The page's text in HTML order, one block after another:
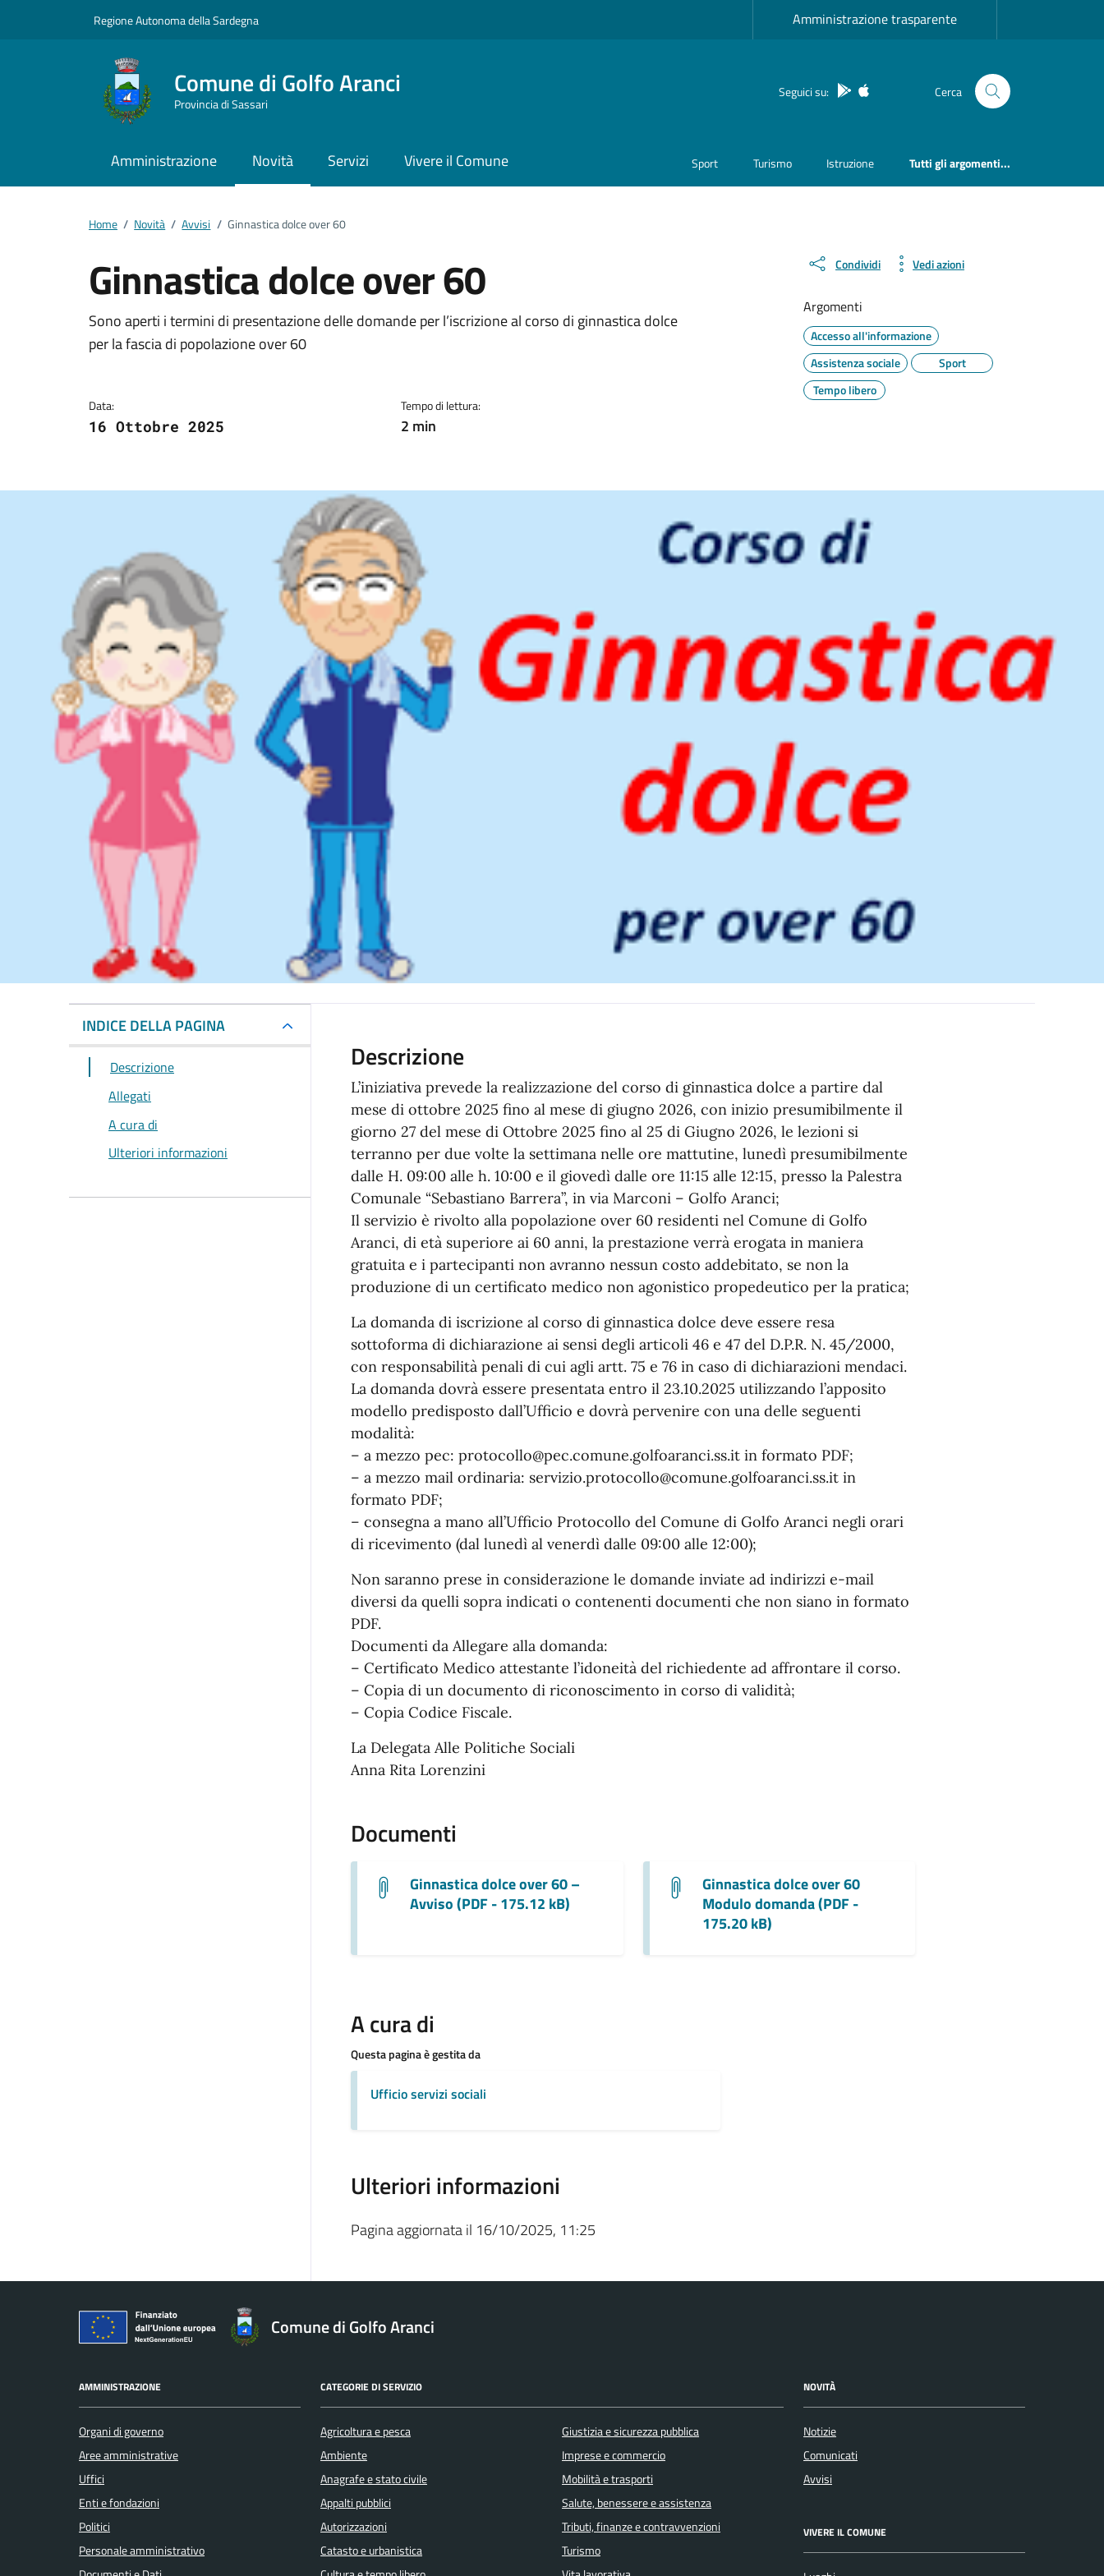
Regione Autonoma della Sardegna Amministrazione trasparente
Comune di Golfo Aranci
Provincia di Sassari
Seguici su: App Android
App IOS Cerca
Amministrazione Novità Servizi Vivere il Comune Sport Turismo Istruzione Tutti gli argomenti...
Home / Novità / Avvisi / Ginnastica dolce over 60
Ginnastica dolce over 60
Dettagli della notizia
Sono aperti i termini di presentazione delle domande per l’iscrizione al corso di ginnastica dolce
per la fascia di popolazione over 60
Data:
16 Ottobre 2025
Tempo di lettura:
2 min
Condividi Vedi azioni
Argomenti
Accesso all'informazione
Assistenza sociale
Sport
Tempo libero
INDICE DELLA PAGINA
Descrizione
Allegati
A cura di
Ulteriori informazioni
Descrizione
L’iniziativa prevede la realizzazione del corso di ginnastica dolce a partire dal
mese di ottobre 2025 fino al mese di giugno 2026, con inizio presumibilmente il
giorno 27 del mese di Ottobre 2025 fino al 25 di Giugno 2026, le lezioni si
terranno per due volte la settimana nelle ore mattutine, lunedì presumibilmente
dalle H. 09:00 alle h. 10:00 e il giovedì dalle ore 11:15 alle 12:15, presso la Palestra
Comunale “Sebastiano Barrera”, in via Marconi – Golfo Aranci;
Il servizio è rivolto alla popolazione over 60 residenti nel Comune di Golfo
Aranci, di età superiore ai 60 anni, la prestazione verrà erogata in maniera
gratuita e i partecipanti non avranno nessun costo addebitato, se non la
produzione di un certificato medico non agonistico propedeutico per la pratica;
La domanda di iscrizione al corso di ginnastica dolce deve essere resa
sottoforma di dichiarazione ai sensi degli articoli 46 e 47 del D.P.R. N. 45/2000,
con responsabilità penali di cui agli artt. 75 e 76 in caso di dichiarazioni mendaci.
La domanda dovrà essere presentata entro il 23.10.2025 utilizzando l’apposito
modello predisposto dall’Ufficio e dovrà pervenire con una delle seguenti
modalità:
– a mezzo pec: protocollo@pec.comune.golfoaranci.ss.it in formato PDF;
– a mezzo mail ordinaria: servizio.protocollo@comune.golfoaranci.ss.it in
formato PDF;
– consegna a mano all’Ufficio Protocollo del Comune di Golfo Aranci negli orari
di ricevimento (dal lunedì al venerdì dalle 09:00 alle 12:00);
Non saranno prese in considerazione le domande inviate ad indirizzi e-mail
diversi da quelli sopra indicati o contenenti documenti che non siano in formato
PDF.
Documenti da Allegare alla domanda:
– Certificato Medico attestante l’idoneità del richiedente ad affrontare il corso.
– Copia di un documento di riconoscimento in corso di validità;
– Copia Codice Fiscale.
La Delegata Alle Politiche Sociali
Anna Rita Lorenzini
Documenti
Ginnastica dolce over 60 –
Avviso (PDF - 175.12 kB)
Ginnastica dolce over 60
Modulo domanda (PDF -
175.20 kB)
A cura di
Questa pagina è gestita da
Ufficio servizi sociali
Ulteriori informazioni
Pagina aggiornata il 16/10/2025, 11:25
Comune di Golfo Aranci
AMMINISTRAZIONE
Organi di governo
Aree amministrative
Uffici
Enti e fondazioni
Politici
Personale amministrativo
CATEGORIE DI SERVIZIO
Agricoltura e pesca
Ambiente
Anagrafe e stato civile
Appalti pubblici
Autorizzazioni
Catasto e urbanistica
Giustizia e sicurezza pubblica
Imprese e commercio
Mobilità e trasporti
Salute, benessere e assistenza
Tributi, finanze e contravvenzioni
Turismo
NOVITÀ
Notizie
Comunicati
Avvisi
VIVERE IL COMUNE